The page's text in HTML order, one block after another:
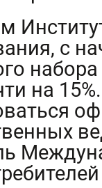
с
на